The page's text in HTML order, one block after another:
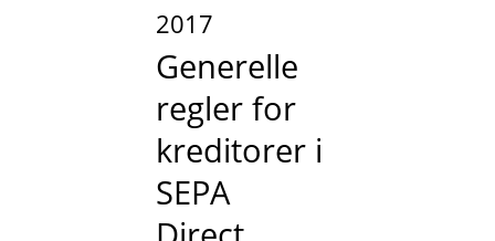
2017
Generelle
regler for
kreditorer i
SEPA